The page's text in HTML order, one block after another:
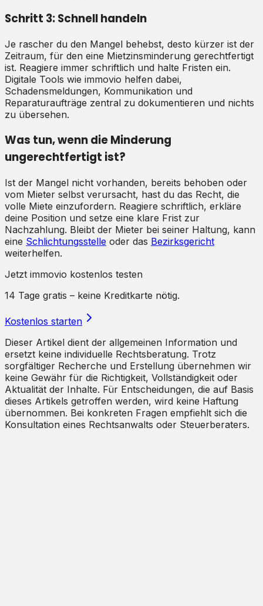
Schritt 3: Schnell handeln
Je rascher du den Mangel behebst, desto kürzer ist der
Zeitraum, für den eine Mietzinsminderung gerechtfertigt
ist. Reagiere immer schriftlich und halte Fristen ein.
Digitale Tools wie immovio helfen dabei,
Schadensmeldungen, Kommunikation und
Reparaturaufträge zentral zu dokumentieren und nichts
zu übersehen.
Was tun, wenn die Minderung
ungerechtfertigt ist?
Ist der Mangel nicht vorhanden, bereits behoben oder
vom Mieter selbst verursacht, hast du das Recht, die
volle Miete einzufordern. Reagiere schriftlich, erkläre
deine Position und setze eine klare Frist zur
Nachzahlung. Bleibt der Mieter bei seiner Haltung, kann
eine Schlichtungsstelle oder das Bezirksgericht
weiterhelfen.
Jetzt immovio kostenlos testen
14 Tage gratis – keine Kreditkarte nötig.
Kostenlos starten
Dieser Artikel dient der allgemeinen Information und
ersetzt keine individuelle Rechtsberatung. Trotz
sorgfältiger Recherche und Erstellung übernehmen wir
keine Gewähr für die Richtigkeit, Vollständigkeit oder
Aktualität der Inhalte. Für Entscheidungen, die auf Basis
dieses Artikels getroffen werden, wird keine Haftung
übernommen. Bei konkreten Fragen empfiehlt sich die
Konsultation eines Rechtsanwalts oder Steuerberaters.